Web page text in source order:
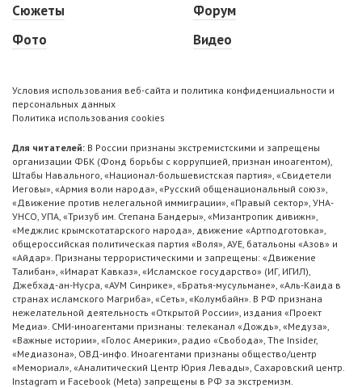
Сюжеты
Фото
Форум
Видео
Условия использования веб-сайта и политика конфиденциальности и
персональных данных
Политика использования cookies
Для читателей: В России признаны экстремистскими и запрещены
организации ФБК (Фонд борьбы с коррупцией, признан иноагентом),
Штабы Навального, «Национал-большевистская партия», «Свидетели
Иеговы», «Армия воли народа», «Русский общенациональный союз»,
«Движение против нелегальной иммиграции», «Правый сектор», УНА-
УНСО, УПА, «Тризуб им. Степана Бандеры», «Мизантропик дивижн»,
«Меджлис крымскотатарского народа», движение «Артподготовка»,
общероссийская политическая партия «Воля», АУЕ, батальоны «Азов» и
«Айдар». Признаны террористическими и запрещены: «Движение
Талибан», «Имарат Кавказ», «Исламское государство» (ИГ, ИГИЛ),
Джебхад-ан-Нусра, «АУМ Синрике», «Братья-мусульмане», «Аль-Каида в
странах исламского Магриба», «Сеть», «Колумбайн». В РФ признана
нежелательной деятельность «Открытой России», издания «Проект
Медиа». СМИ-иноагентами признаны: телеканал «Дождь», «Медуза»,
«Важные истории», «Голос Америки», радио «Свобода», The Insider,
«Медиазона», ОВД-инфо. Иноагентами признаны общество/центр
«Мемориал», «Аналитический Центр Юрия Левады», Сахаровский центр.
Instagram и Facebook (Metа) запрещены в РФ за экстремизм.